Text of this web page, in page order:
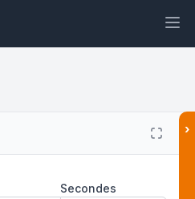
Aperçu Réveil Widget
Secondes
›